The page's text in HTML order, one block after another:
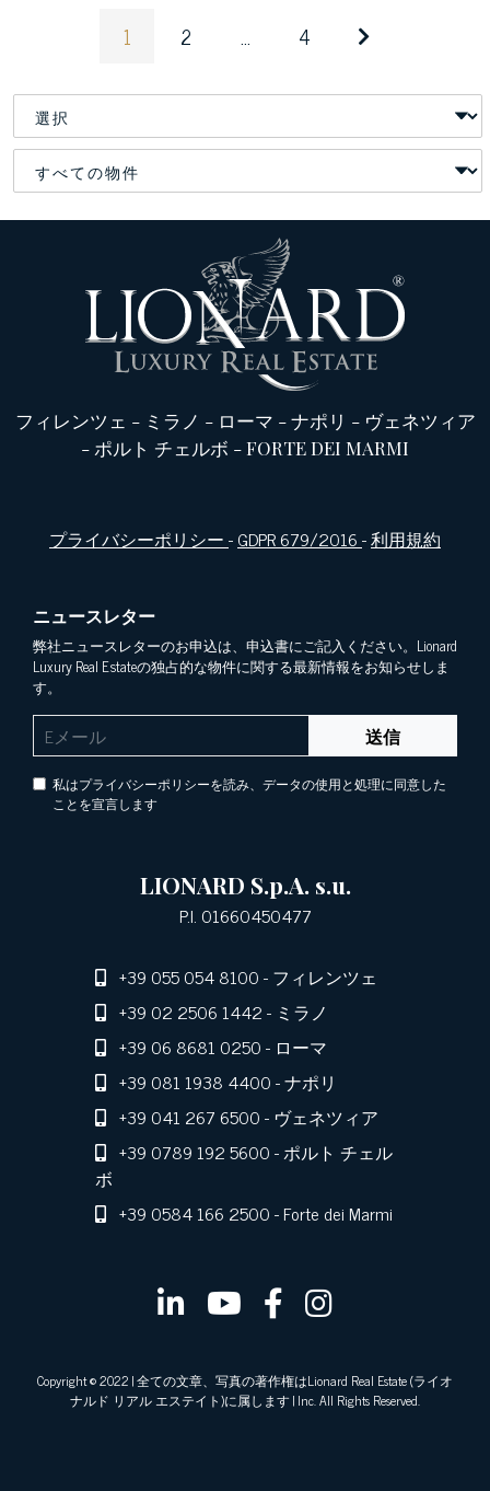
1 2 ... 4
フィレンツェ - ミラノ - ローマ -ナポリ - ヴェネツィア
- ポルト チェルボ -FORTE DEI MARMI
プライバシーポリシー-GDPR 679/2016-利用規約
ニュースレター
弊社ニュースレターのお申込は、申込書にご記入ください。Lionard
Luxury Real Estateの独占的な物件に関する最新情報をお知らせしま
す。
送信
私はプライバシーポリシーを読み、データの使用と処理に同意した
ことを宣言します
LIONARD S.p.A. s.u.
P.I. 01660450477
+39 055 054 8100- フィレンツェ
+39 02 2506 1442- ミラノ
+39 06 8681 0250- ローマ
+39 081 1938 4400- ナポリ
+39 041 267 6500- ヴェネツィア
+39 0789 192 5600- ポルト チェル
ボ
+39 0584 166 2500- Forte dei Marmi
Copyright © 2022 | 全ての文章、写真の著作権はLionard Real Estate (ライオ
ナルド リアル エステイト)に属します | Inc. All Rights Reserved.